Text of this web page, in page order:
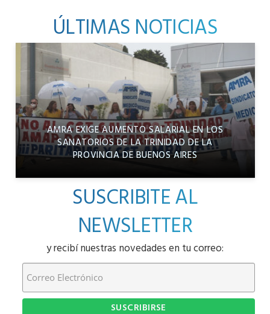
ÚLTIMAS NOTICIAS
AMRA EXIGE AUMENTO SALARIAL EN LOS
SANATORIOS DE LA TRINIDAD DE LA
PROVINCIA DE BUENOS AIRES
SUSCRIBITE AL
NEWSLETTER
y recibí nuestras novedades en tu correo: